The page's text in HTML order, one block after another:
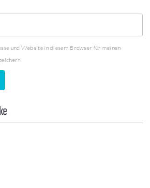
und Website in diesem Browser für meinen